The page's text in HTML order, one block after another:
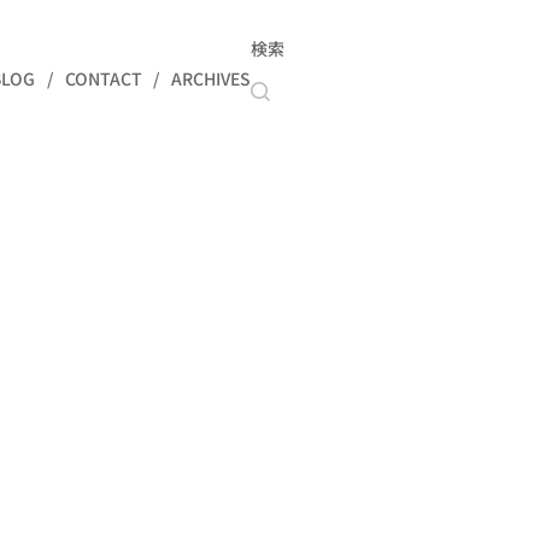
CONTACT ARCHIVES
検索